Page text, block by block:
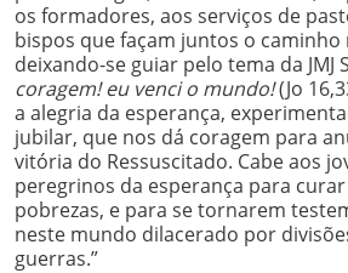
os formadores, aos serviços de
bispos que façam juntos o caminho
deixando-se guiar pelo tema da JMJ
coragem! eu venci o mundo!(Jo
a alegria da esperança,
jubilar, que nos dá coragem para
vitória do Ressuscitado. Cabe aos
peregrinos da esperança para
pobrezas, e para se tornarem
neste mundo dilacerado por
guerras.”